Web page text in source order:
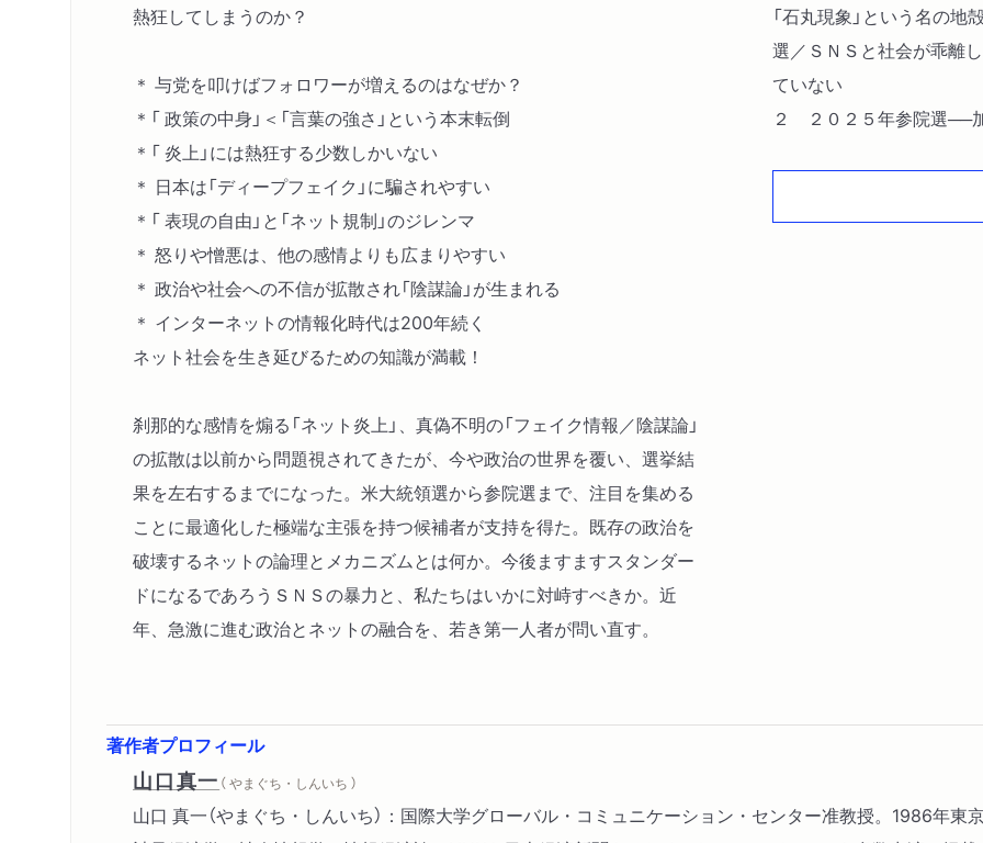
熱狂してしまうのか？
＊ 与党を叩けばフォロワーが増えるのはなぜか？
＊「 政策の中身」＜「言葉の強さ」という本末転倒
＊「 炎上」には熱狂する少数しかいない
＊ 日本は「ディープフェイク」に騙されやすい
＊「 表現の自由」と「ネット規制」のジレンマ
＊ 怒りや憎悪は、他の感情よりも広まりやすい
＊ 政治や社会への不信が拡散され「陰謀論」が生まれる
＊ インターネットの情報化時代は200年続く
ネット社会を生き延びるための知識が満載！
刹那的な感情を煽る「ネット炎上」、真偽不明の「フェイク情報／陰謀論」
の拡散は以前から問題視されてきたが、今や政治の世界を覆い、選挙結
果を左右するまでになった。米大統領選から参院選まで、注目を集める
ことに最適化した極端な主張を持つ候補者が支持を得た。既存の政治を
破壊するネットの論理とメカニズムとは何か。今後ますますスタンダー
ドになるであろうＳＮＳの暴力と、私たちはいかに対峙すべきか。近
年、急激に進む政治とネットの融合を、若き第一人者が問い直す。
「石丸現象」という名の
選／ＳＮＳと社会が乖離
ていない
２ ２０２５年参院選──
か？／自民党を叩けばフ
３ 炎上が広がるメカニ
４ 誰が炎上に参加してい
著作者プロフィール
山口真一 （ やまぐち・しんいち ）
山口 真一（やまぐち・しんいち）：国際大学グローバル・コミュニケーション・センター准教授。1986年東